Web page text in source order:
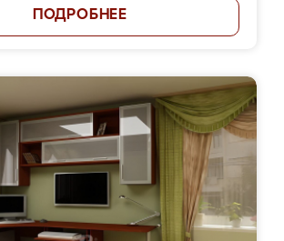
ПОДРОБНЕЕ